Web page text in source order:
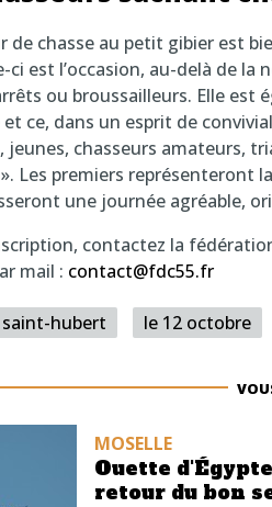
de chasse au petit gibier est
ci est l’occasion, au-delà de
ou broussailleurs. Elle
ce, dans un esprit de
jeunes, chasseurs amateurs,
Les premiers représenteront
une journée agréable,
contactez la
mail : contact@fdc55.fr
hubert le 12 octobre
MOSELLE
Ouette
retour du bon